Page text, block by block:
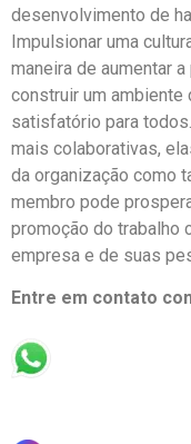
desenvolvimento de
Impulsionar uma
maneira de aumentar
construir um ambiente
satisfatório para
mais colaborativas,
da organização como
membro pode
promoção do trabalho
empresa e de suas
Entre em contato